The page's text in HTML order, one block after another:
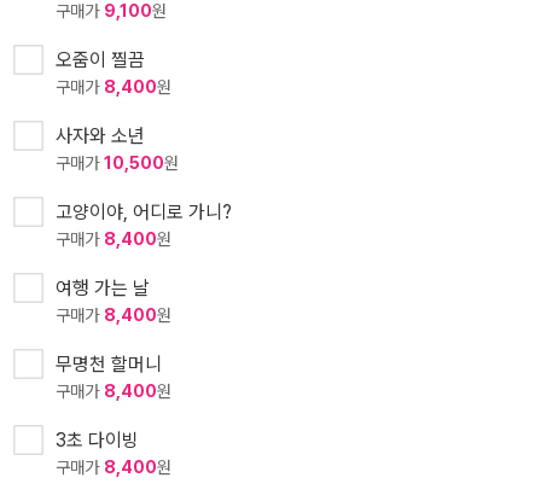
구매가 9,100원
오줌이 찔끔
구매가 8,400원
사자와 소년
구매가10,500원
고양이야, 어디로 가니?
구매가 8,400원
여행 가는 날
구매가 8,400원
무명천 할머니
구매가 8,400원
3초 다이빙
구매가 8,400원